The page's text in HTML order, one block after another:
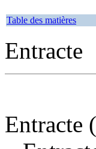
Table des matières
Entracte
Entracte